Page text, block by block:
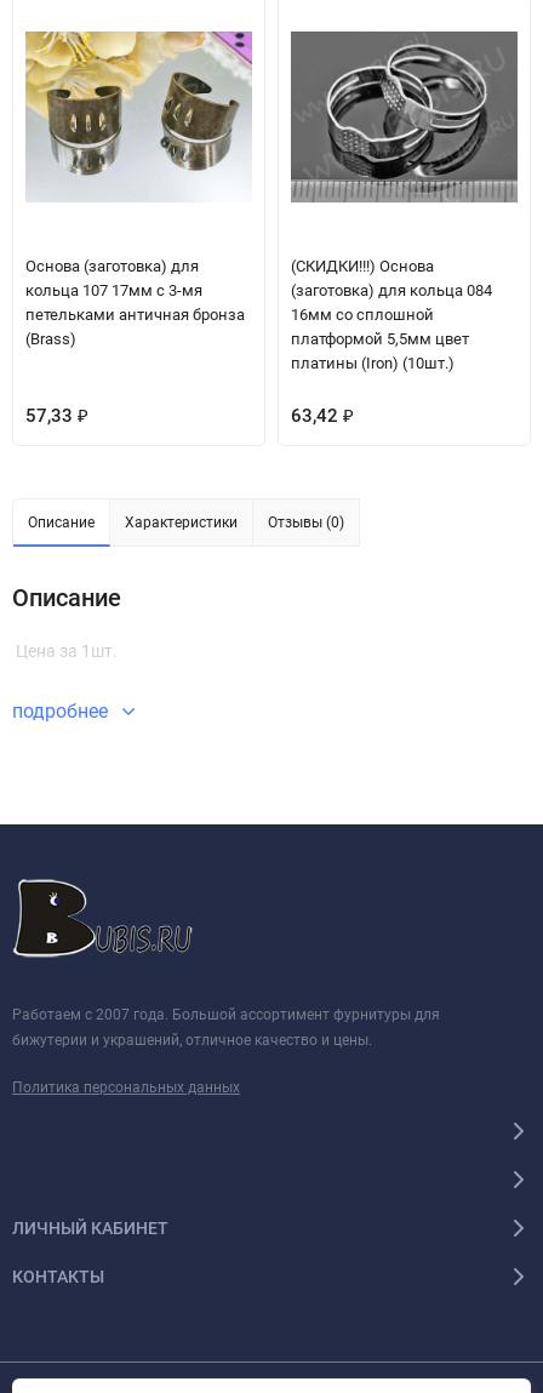
Основа (заготовка) для
кольца 107 17мм с 3-мя
петельками античная бронза
(Brass)
57,33 ₽
(СКИДКИ!!!) Основа
(заготовка) для кольца 084
16мм со сплошной
платформой 5,5мм цвет
платины (Iron) (10шт.)
63,42 ₽
Описание Характеристики Отзывы (0)
Описание
Цена за 1шт.
подробнее
Работаем с 2007 года. Большой ассортимент фурнитуры для
бижутерии и украшений, отличное качество и цены.
Политика персональных данных
ЛИЧНЫЙ КАБИНЕТ
КОНТАКТЫ